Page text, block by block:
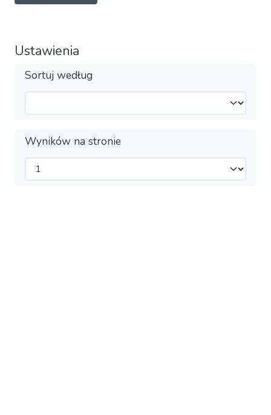
Ustawienia
Sortuj według
Wyników na stronie